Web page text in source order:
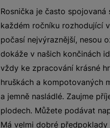
Rosnička je často
každém ročníku rozhodující
počasí nejvýraznější, nesou
dokáže v našich končinách
vždy ke zpracování krásné
hruškách a kompotovaných
a jemně nasládlé. Zaujme
plodech. Můžete podávat
Má velmi dobré předpoklady